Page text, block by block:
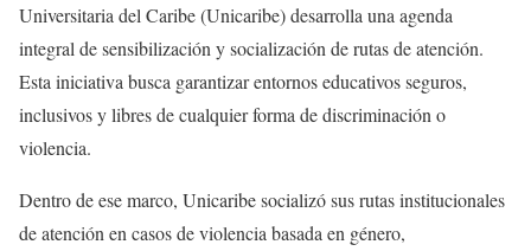
Universitaria del Caribe (Unicaribe) desarrolla una agenda
integral de sensibilización y socialización de rutas de atención.
Esta iniciativa busca garantizar entornos educativos seguros,
inclusivos y libres de cualquier forma de discriminación o
violencia.
Dentro de ese marco, Unicaribe socializó sus rutas institucionales
de atención en casos de violencia basada en género,